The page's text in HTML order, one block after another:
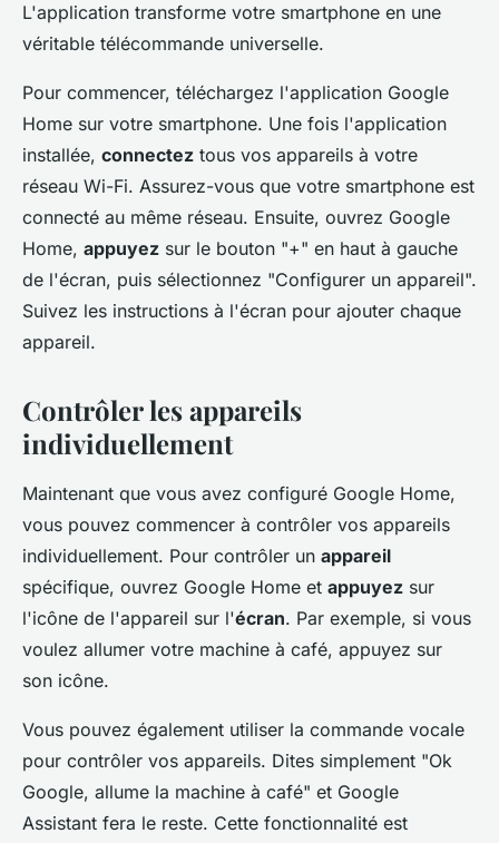
L'application transforme votre smartphone en une
véritable télécommande universelle.
Pour commencer, téléchargez l'application Google
Home sur votre smartphone. Une fois l'application
installée, connectez tous vos appareils à votre
réseau Wi-Fi. Assurez-vous que votre smartphone est
connecté au même réseau. Ensuite, ouvrez Google
Home, appuyez sur le bouton "+" en haut à gauche
de l'écran, puis sélectionnez "Configurer un appareil".
Suivez les instructions à l'écran pour ajouter chaque
appareil.
Contrôler les appareils
individuellement
Maintenant que vous avez configuré Google Home,
vous pouvez commencer à contrôler vos appareils
individuellement. Pour contrôler un appareil
spécifique, ouvrez Google Home et appuyez sur
l'icône de l'appareil sur l'écran. Par exemple, si vous
voulez allumer votre machine à café, appuyez sur
son icône.
Vous pouvez également utiliser la commande vocale
pour contrôler vos appareils. Dites simplement "Ok
Google, allume la machine à café" et Google
Assistant fera le reste. Cette fonctionnalité est